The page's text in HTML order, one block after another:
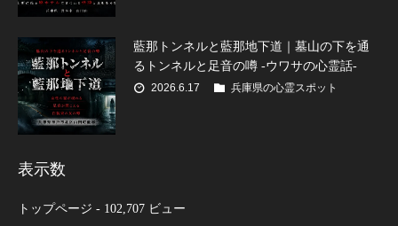
藍那トンネルと藍那地下道｜墓山の下を通
るトンネルと足音の噂 -ウワサの心霊話-
2026.6.17 兵庫県の心霊スポット
表示数
トップページ - 102,707 ビュー